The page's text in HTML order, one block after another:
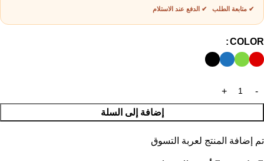
✔ متابعة الطلب ✔ الدفع عند الاستلام
COLOR
إضافة إلى السلة
تم إضافة المنتج لعربة التسوق